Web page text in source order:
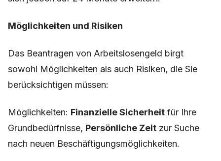
Möglichkeiten und Risiken
Das Beantragen von Arbeitslosengeld birgt
sowohl Möglichkeiten als auch Risiken, die Sie
berücksichtigen müssen:
Möglichkeiten: Finanzielle Sicherheit für Ihre
Grundbedürfnisse, Persönliche Zeit zur Suche
nach neuen Beschäftigungsmöglichkeiten.